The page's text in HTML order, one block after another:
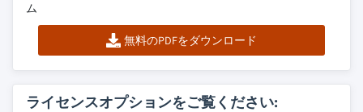
ム
無料のPDFをダウンロード
ライセンスオプションをご覧ください: